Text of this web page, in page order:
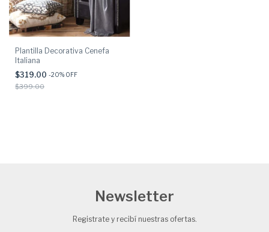
Plantilla Decorativa Cenefa
Italiana
$319.00 -20% OFF
$399.00
Newsletter
Registrate y recibí nuestras ofertas.